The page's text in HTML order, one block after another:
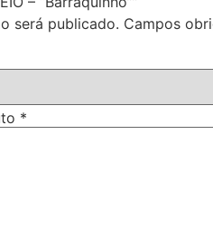
será publicado. Campos
*